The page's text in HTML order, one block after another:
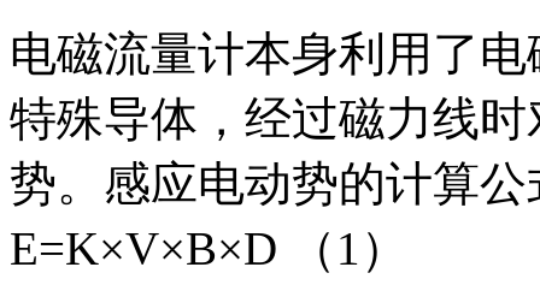
电磁流量计本身利用了
特殊导体，经过磁力线
势。感应电动势的计算公
E=K×V×B×D （1）